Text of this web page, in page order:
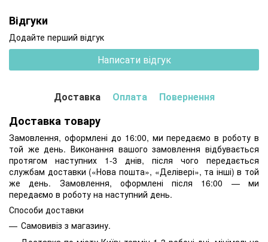
Відгуки
Додайте перший відгук
Написати відгук
Доставка Оплата Повернення
Доставка товару
Замовлення, оформлені до 16:00, ми передаємо в роботу в
той же день. Виконання вашого замовлення відбувається
протягом наступних 1-3 днів, після чого передається
службам доставки («Нова пошта», «Делівері», та інші) в той
же день. Замовлення, оформлені після 16:00 — ми
передаємо в роботу на наступний день.
Способи доставки
Самовивіз з магазину.